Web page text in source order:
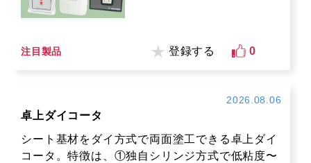
注目製品 登録する 0
2026.08.06
卓上ダイコータ
シート基材をダイ方式で両面塗工できる卓上ダイ
コータ。特徴は、①独自シリンジ方式で低粘度〜